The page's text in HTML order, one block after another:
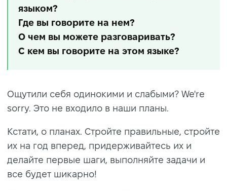
языком?
Где вы говорите на нем?
О чем вы можете разговаривать?
С кем вы говорите на этом языке?
Ощутили себя одинокими и слабыми? We're
sorry. Это не входило в наши планы.
Кстати, о планах. Стройте правильные, стройте
их на год вперед, придерживайтесь их и
делайте первые шаги, выполняйте задачи и
все будет шикарно!